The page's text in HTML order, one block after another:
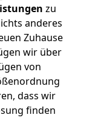
zu
anderes
Zuhause
wir über
von
dass wir
finden